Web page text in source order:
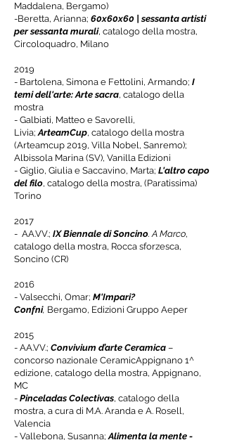
Maddalena, Bergamo)
-Beretta, Arianna; 60x60x60 | sessanta artisti
per sessanta murali, catalogo della mostra,
Circoloquadro, Milano
2019
- Bartolena, Simona e Fettolini, Armando; I
temi dell'arte: Arte sacra, catalogo della
mostra
- Galbiati, Matteo e Savorelli,
Livia;ArteamCup, catalogo della mostra
(Arteamcup 2019, Villa Nobel, Sanremo);
Albissola Marina (SV), Vanilla Edizioni
- Giglio, Giulia e Saccavino, Marta; L'altro capo
del filo, catalogo della mostra, (Paratissima)
Torino
2017
- AA.VV.; IX Biennale di Soncino. A Marco,
catalogo della mostra, Rocca sforzesca,
Soncino (CR)
2016
- Valsecchi, Omar; M'Impari?
Confni, Bergamo, Edizioni Gruppo Aeper
2015
- AA.VV.; Convivium d’arte Ceramica –
concorso nazionale CeramicAppignano 1^
edizione, catalogo della mostra, Appignano,
MC
- Pinceladas Colectivas, catalogo della
mostra, a cura di M.A. Aranda e A. Rosell,
Valencia
- Vallebona, Susanna;Alimenta la mente -